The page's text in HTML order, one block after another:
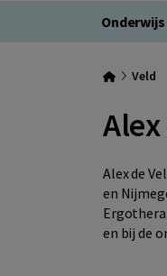
Onderwijs
Veld
Alex de
en
en bij de